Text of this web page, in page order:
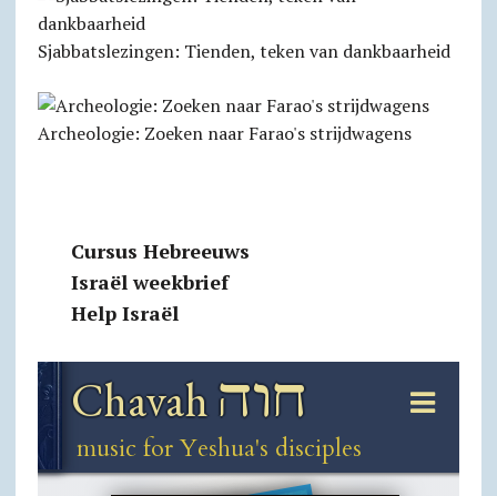
Sjabbats­lezingen: Tienden, teken van dankbaarheid
Archeologie: Zoeken naar Farao's strijdwagens
Cursus Hebreeuws
Israël weekbrief
Help Israël